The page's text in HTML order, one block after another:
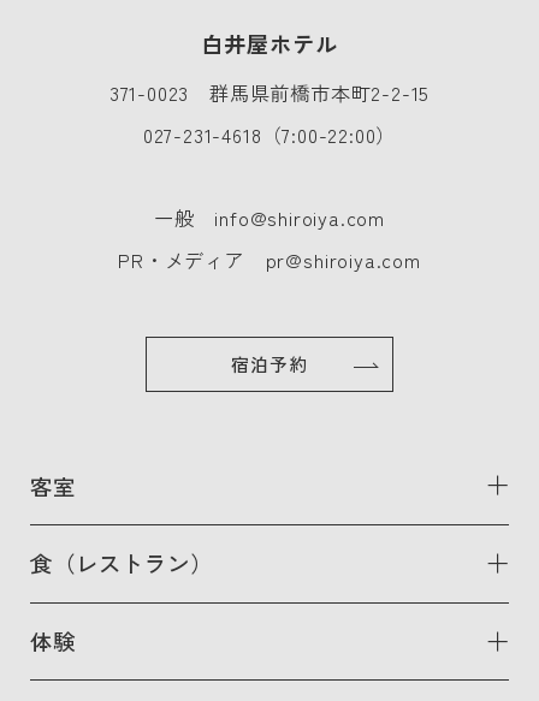
白井屋ホテル
371-0023 群馬県前橋市本町2-2-15
027-231-4618 （7:00-22:00）
一般 info@shiroiya.com
PR・メディア pr@shiroiya.com
宿泊予約
客室
食（レストラン）
体験